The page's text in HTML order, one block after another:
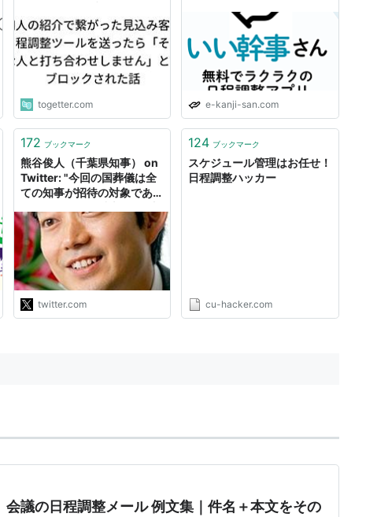
話
togetter.com e-kanji-san.com
172 ブックマーク
熊谷俊人（千葉県知事） on
Twitter: "今回の国葬儀は全
ての知事が招待の対象であ
整上の問題が無ければ、粛々
と出席する予定です。 引用
の共産党国会議員の言にある
ような憲法違反という主張は
さすがに無理があります。も
ちろん、より丁寧なプロセス
を経るべ…
twitter.com
124 ブックマーク
スケジュール管理はお任せ！
日程調整ハッカー
cu-hacker.com
会議の日程調整メール 例文集｜件名＋本文をその